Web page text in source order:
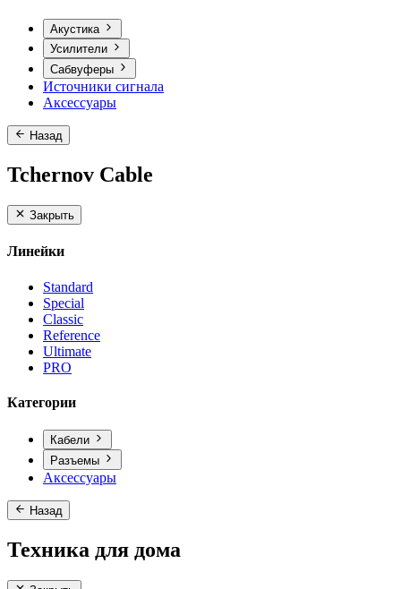
Акустика
Усилители
Сабвуферы
Источники сигнала
Аксессуары
Назад
Tchernov Cable
Закрыть
Линейки
Standard
Special
Classic
Reference
Ultimate
PRO
Категории
Кабели
Разъемы
Аксессуары
Назад
Техника для дома